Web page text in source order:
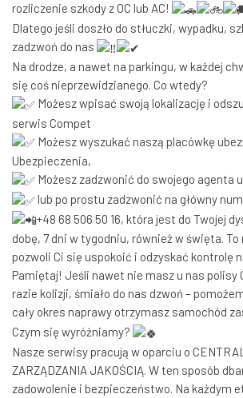
rozliczenie szkody z OC lub AC!
Dlatego jeśli doszło do stłuczki, wypadku,
zadzwoń do nas
Na drodze, a nawet na parkingu, w każdej
się coś nieprzewidzianego. Co wtedy?
Możesz wpisać swoją lokalizację i
serwis Compet
Możesz wyszukać naszą placówkę
Ubezpieczenia,
Możesz zadzwonić do swojego agenta
lub po prostu zadzwonić na główny
+48 68 506 50 16, która jest do Twojej
dobę, 7 dni w tygodniu, również w święta.
pozwoli Ci się uspokoić i odzyskać kontrolę
Pamiętaj! Jeśli nawet nie masz u nas polisy
razie kolizji, śmiało do nas dzwoń –
cały okres naprawy otrzymasz samochód
Czym się wyróżniamy?
Nasze serwisy pracują w oparciu o
ZARZĄDZANIA JAKOŚCIĄ. W ten sposób
zadowolenie i bezpieczeństwo. Na każdym